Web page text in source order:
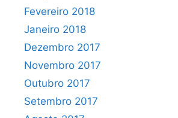
Fevereiro 2018
Janeiro 2018
Dezembro 2017
Novembro 2017
Outubro 2017
Setembro 2017